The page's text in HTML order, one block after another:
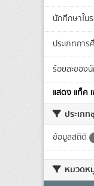
นักศึกษาในร
ประเภทกา
ร้อยละของนั
แสดง แท็ค
ประเภ
ข้อมูลสถิติ
หมวดห